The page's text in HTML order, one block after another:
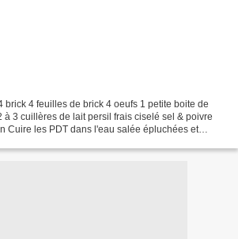
brick 4 feuilles de brick 4 oeufs 1 petite boite de
à 3 cuillères de lait persil frais ciselé sel & poivre
Cuire les PDT dans l'eau salée épluchées et